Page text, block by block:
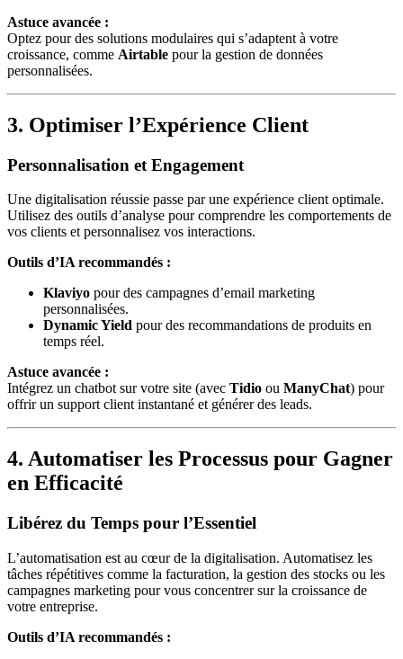
Astuce avancée :
Optez pour des solutions modulaires qui s’adaptent à votre
croissance, comme Airtable pour la gestion de données
personnalisées.
3. Optimiser l’Expérience Client
Personnalisation et Engagement
Une digitalisation réussie passe par une expérience client optimale.
Utilisez des outils d’analyse pour comprendre les comportements de
vos clients et personnalisez vos interactions.
Outils d’IA recommandés :
Klaviyo pour des campagnes d’email marketing
personnalisées.
Dynamic Yield pour des recommandations de produits en
temps réel.
Astuce avancée :
Intégrez un chatbot sur votre site (avec Tidio ou ManyChat) pour
offrir un support client instantané et générer des leads.
4. Automatiser les Processus pour Gagner
en Efficacité
Libérez du Temps pour l’Essentiel
L’automatisation est au cœur de la digitalisation. Automatisez les
tâches répétitives comme la facturation, la gestion des stocks ou les
campagnes marketing pour vous concentrer sur la croissance de
votre entreprise.
Outils d’IA recommandés :